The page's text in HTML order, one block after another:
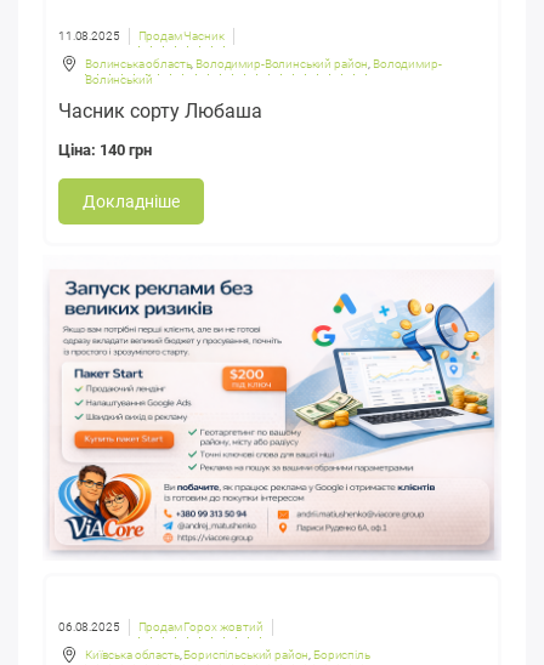
11.08.2025 Продам Часник
Волинська область, Володимир-Волинський район Володимир-
Волинський
Часник сорту Любаша
Ціна: 140 грн
Докладніше
06.08.2025 Продам Горох жовтий
Київська область,Бориспільський район ,Бориспіль